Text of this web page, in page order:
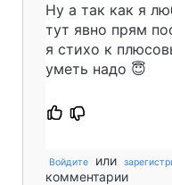
Ну а так как я
тут явно прям
я стихо к
уметь надо 😇
Войдите или
комментарии